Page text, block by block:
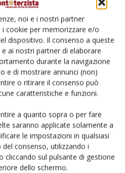
noi e i nostri partner
cookie per memorizzare e/o
dispositivo. Il consenso a queste
ai nostri partner di elaborare
durante la navigazione
e di mostrare annunci (non)
o ritirare il consenso può
caratteristiche e funzioni.
a quanto sopra o per fare
saranno applicate solamente a
le impostazioni in qualsiasi
consenso, utilizzando i
cliccando sul pulsante di gestione
dello schermo.
newsletter